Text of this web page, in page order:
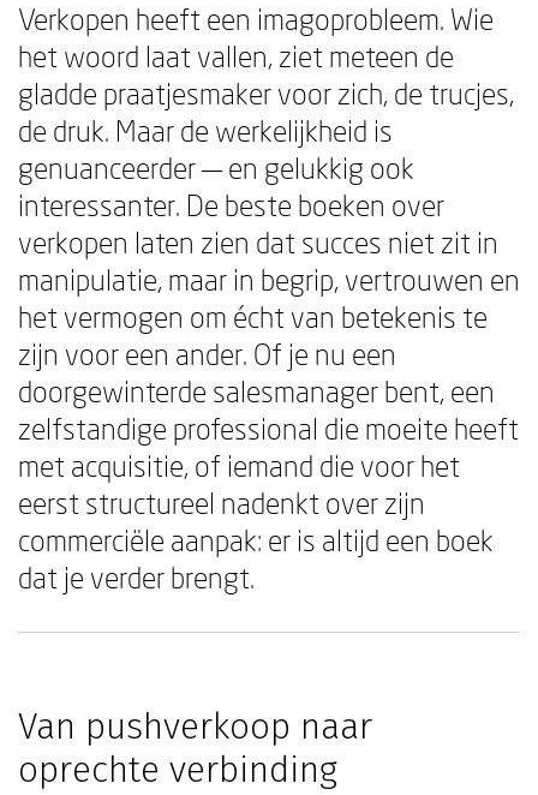
Verkopen heeft een imagoprobleem. Wie
het woord laat vallen, ziet meteen de
gladde praatjesmaker voor zich, de trucjes,
de druk. Maar de werkelijkheid is
genuanceerder — en gelukkig ook
interessanter. De beste boeken over
verkopen laten zien dat succes niet zit in
manipulatie, maar in begrip, vertrouwen en
het vermogen om écht van betekenis te
zijn voor een ander. Of je nu een
doorgewinterde salesmanager bent, een
zelfstandige professional die moeite heeft
met acquisitie, of iemand die voor het
eerst structureel nadenkt over zijn
commerciële aanpak: er is altijd een boek
dat je verder brengt.
Van pushverkoop naar
oprechte verbinding